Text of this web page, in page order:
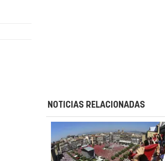
NOTICIAS RELACIONADAS